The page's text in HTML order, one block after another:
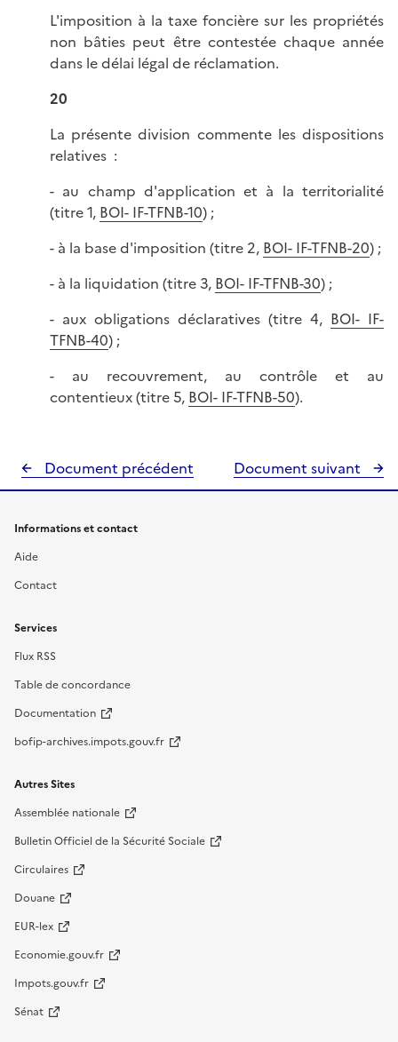
L'imposition à la taxe foncière sur les propriétés
non bâties peut être contestée chaque année
dans le délai légal de réclamation.
20
La présente division commente les dispositions
relatives :
- au champ d'application et à la territorialité
(titre 1, BOI- IF-TFNB-10) ;
- à la base d'imposition (titre 2, BOI- IF-TFNB-20) ;
- à la liquidation (titre 3, BOI- IF-TFNB-30) ;
- aux obligations déclaratives (titre 4, BOI- IF-
TFNB-40) ;
- au recouvrement, au contrôle et au
contentieux (titre 5, BOI- IF-TFNB-50).
Document précédent Document suivant
Informations et contact
Aide
Contact
Services
Flux RSS
Table de concordance
Documentation
bofip-archives.impots.gouv.fr
Autres Sites
Assemblée nationale
Bulletin Officiel de la Sécurité Sociale
Circulaires
Douane
EUR-lex
Economie.gouv.fr
Impots.gouv.fr
Sénat